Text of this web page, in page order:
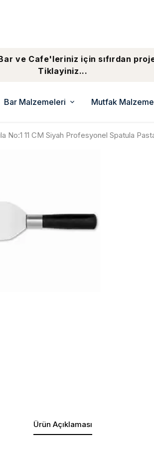
ve Cafe'leriniz için sıfırdan
Tiklayiniz...
Bar Malzemeleri Mutfak
No:1 11 CM Siyah Profesyonel Spatula
Ürün Açıklaması